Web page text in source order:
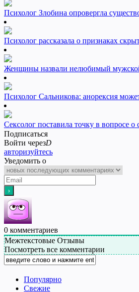
Психолог Злобина опровергла
Психолог рассказала о признаках
Женщины назвали нелюбимый
Психолог Сальникова: анорексия
Сексолог поставила точку в вопросе
Подписаться
Войти черезD
авторизуйтесь
Уведомить о
0 комментариев
Межтекстовые Отзывы
Посмотреть все комментарии
Популярно
Свежие